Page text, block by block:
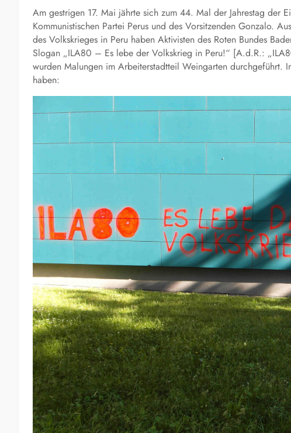
Am gestrigen 17. Mai jährte sich zum 44. Mal der Jahrestag der
Kommunistischen Partei Perus und des Vorsitzenden Gonzalo.
des Volkskrieges in Peru haben Aktivisten des Roten Bundes
Slogan „ILA80 – Es lebe der Volkskrieg in Peru!“ [A.d.R.:
wurden Malungen im Arbeiterstadtteil Weingarten
haben: